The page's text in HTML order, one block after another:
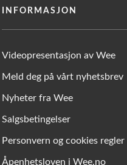
INFORMASJON
Videopresentasjon av Wee
Meld deg på vårt nyhetsbrev
Nyheter fra Wee
Salgsbetingelser
Personvern og cookies regler
Åpenhetsloven i Wee.no